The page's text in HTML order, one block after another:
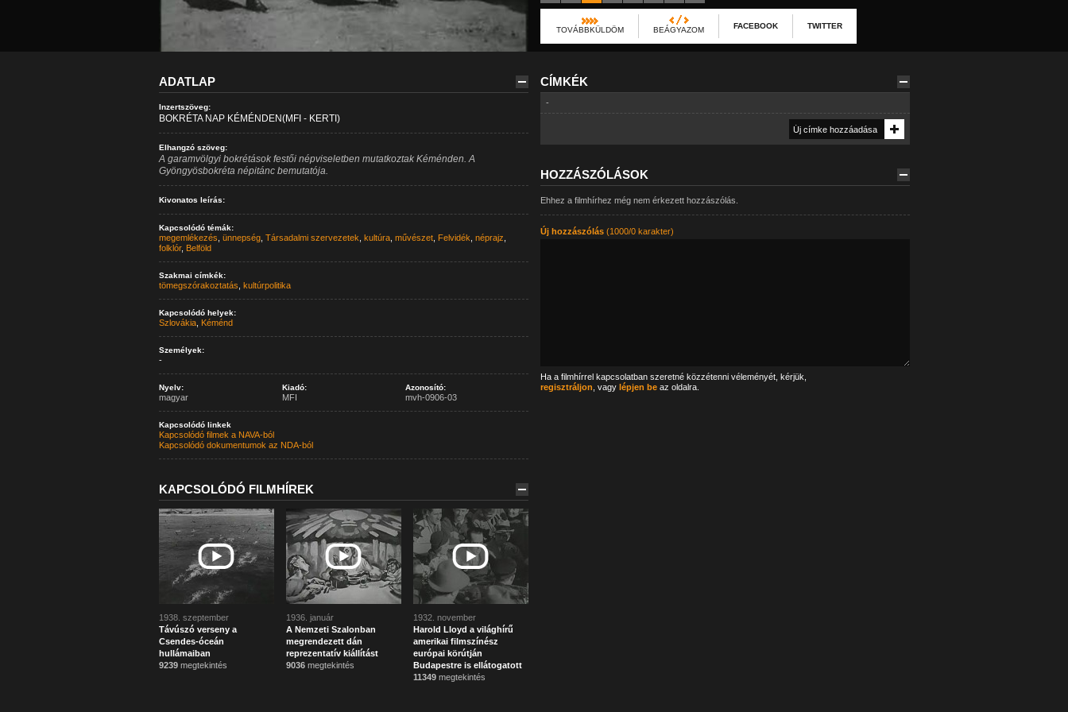
TOVÁBBKÜLDÖM BEÁGYAZOM FACEBOOK TWITTER
ADATLAP
Inzertszöveg:
BOKRÉTA NAP KÉMÉNDEN(MFI - KERTI)
Elhangzó szöveg:
A garamvölgyi bokrétások festői népviseletben mutatkoztak Kéménden. A
Gyöngyösbokréta népitánc bemutatója.
Kivonatos leírás:
Kapcsolódó témák:
megemlékezés ünnepség, Társadalmi szervezetek kultúra, művészet, Felvidék néprajz
folklór, Belföld
Szakmai címkék:
tömegszórakoztatás kultúrpolitika
Kapcsolódó helyek:
Szlovákia, Kéménd
Személyek:
-
Nyelv:
magyar
Kiadó:
MFI
Azonosító:
mvh-0906-03
Kapcsolódó linkek
Kapcsolódó filmek a NAVA-ból
Kapcsolódó dokumentumok az NDA-ból
KAPCSOLÓDÓ FILMHÍREK
1938. szeptember
Távúszó verseny a
Csendes-óceán
hullámaiban
9239megtekintés
1936. január
A Nemzeti Szalonban
megrendezett dán
reprezentatív kiállítást
9036megtekintés
1932. november
Harold Lloyd a világhírű
amerikai filmszínész
európai körútján
Budapestre is ellátogatott
11349megtekintés
CÍMKÉK
-
HOZZÁSZÓLÁSOK
Ehhez a filmhírhez még nem érkezett hozzászólás.
Új hozzászólás(1000/0 karakter)
Ha a filmhírrel kapcsolatban szeretné közzétenni véleményét, kérjük,
regisztráljon , vagy lépjen beaz oldalra.